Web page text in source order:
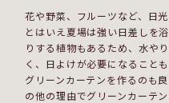
花や野菜、フルーツなど、日
とはいえ夏場は強い日差しを
りする植物もあるため、水や
く、日よけが必要になること
グリーンカーテンを作るのも
の他の理由でグリーンカーテ